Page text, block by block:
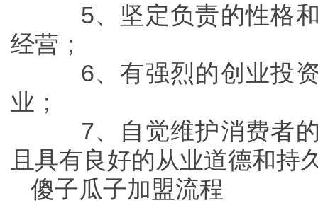
5、坚定负责的性格和
经营；
6、有强烈的创业投资
业；
7、自觉维护消费者的
且具有良好的从业道德和持
傻子瓜子加盟流程